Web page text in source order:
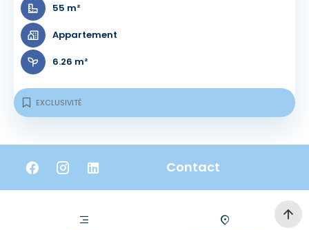
55 m²
Appartement
6.26 m²
EXCLUSIVITÉ
Contact